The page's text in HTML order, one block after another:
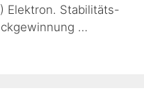
Elektron. Stabilitäts-
…